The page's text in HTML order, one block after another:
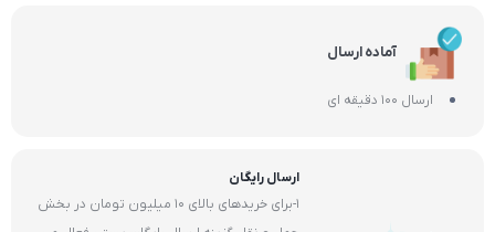
آماده ارسال
ارسال 100 دقیقه ای
ارسال رایگان
1-برای خریدهای بالای 10 میلیون تومان در بخش